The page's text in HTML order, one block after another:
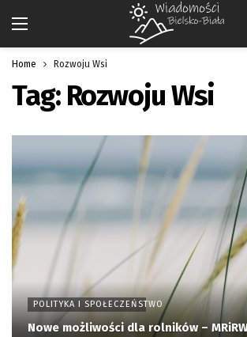
Home Rozwoju Wsi
Tag: Rozwoju Wsi
POLITYKA I SPOŁECZEŃSTWO
Nowe możliwości dla rolników –